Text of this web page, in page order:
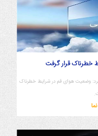
قرار گرفت
کرد: وضعیت هوای قم در شرایط خطرناک